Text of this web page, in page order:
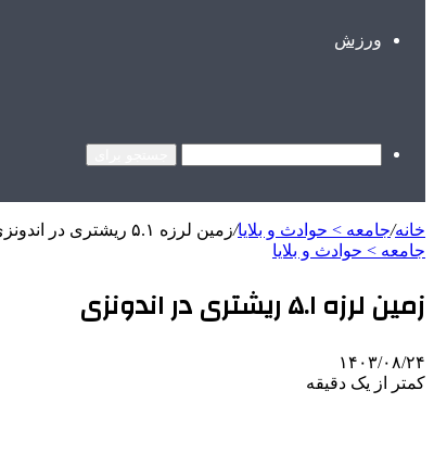
ورزش
خانه/جامعه > حوادث و بلایا/زمین لرزه ۵.۱ ریشتری در اندونزی
جامعه > حوادث و بلایا
زمین لرزه ۵.۱ ریشتری در اندونزی
۱۴۰۳/۰۸/۲۴
کمتر از یک دقیقه